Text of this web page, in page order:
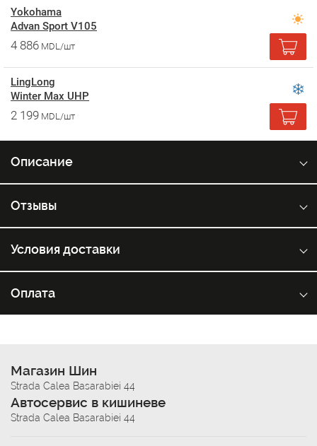
Yokohama
Advan Sport V105
4 886 MDL/шт
LingLong
Winter Max UHP
2 199 MDL/шт
Описание
Отзывы
Условия доставки
Оплата
Магазин Шин
Strada Calea Basarabiei 44
Автосервис в кишиневе
Strada Calea Basarabiei 44